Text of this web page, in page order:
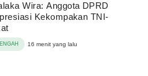
Wira: Anggota DPRD
Kekompakan TNI-
16 menit yang lalu